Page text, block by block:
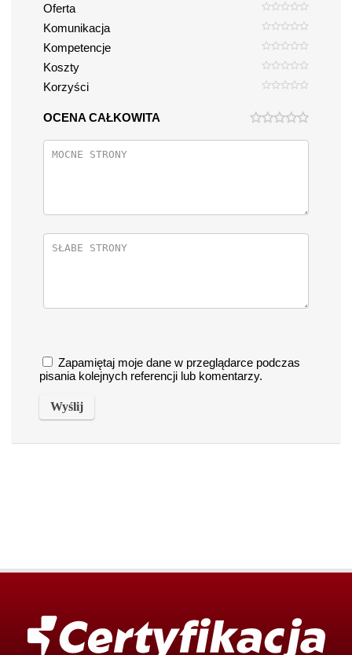
Oferta
Komunikacja
Kompetencje
Koszty
Korzyści
OCENA CAŁKOWITA
Zapamiętaj moje dane w przeglądarce podczas
pisania kolejnych referencji lub komentarzy.